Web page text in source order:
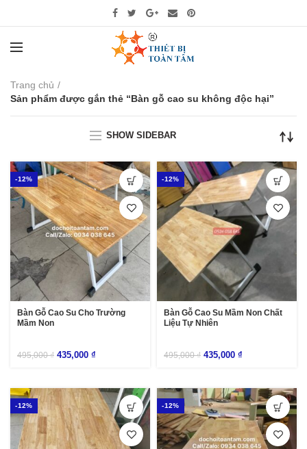
Trang chủ
Sản phẩm được gắn thẻ “Bàn gỗ cao su không độc hại”
SHOW SIDEBAR
-12%
Bàn Gỗ Cao Su Cho Trường
Mầm Non
495,000₫ 435,000 ₫
-12%
Bàn Gỗ Cao Su Mầm Non Chất
Liệu Tự Nhiên
495,000₫ 435,000 ₫
-12% -12%